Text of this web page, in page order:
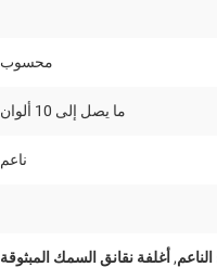
محسوب
ما يصل إلى 10 ألوان
ناعم
, أغلفة نقانق السمك المبثوقة